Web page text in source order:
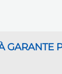
GARANTE